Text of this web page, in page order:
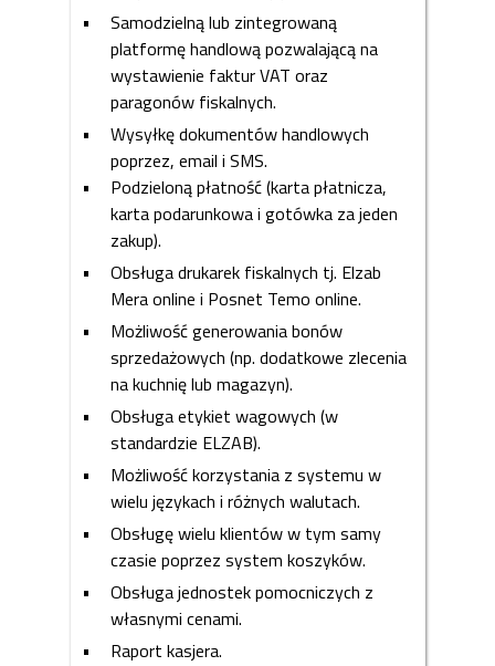
Samodzielną lub zintegrowaną
platformę handlową pozwalającą na
wystawienie faktur VAT oraz
paragonów fiskalnych.
Wysyłkę dokumentów handlowych
poprzez, email i SMS.
Podzieloną płatność (karta płatnicza,
karta podarunkowa i gotówka za jeden
zakup).
Obsługa drukarek fiskalnych tj. Elzab
Mera online i Posnet Temo online.
Możliwość generowania bonów
sprzedażowych (np. dodatkowe zlecenia
na kuchnię lub magazyn).
Obsługa etykiet wagowych (w
standardzie ELZAB).
Możliwość korzystania z systemu w
wielu językach i różnych walutach.
Obsługę wielu klientów w tym samy
czasie poprzez system koszyków.
Obsługa jednostek pomocniczych z
własnymi cenami.
Raport kasjera.